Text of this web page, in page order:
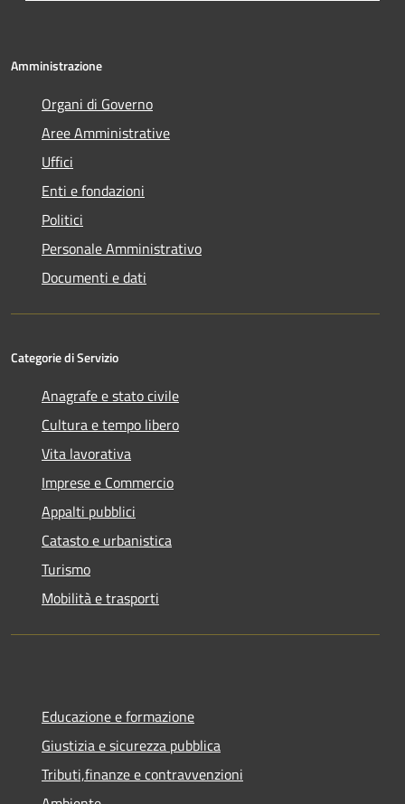
Amministrazione
Organi di Governo
Aree Amministrative
Uffici
Enti e fondazioni
Politici
Personale Amministrativo
Documenti e dati
Categorie di Servizio
Anagrafe e stato civile
Cultura e tempo libero
Vita lavorativa
Imprese e Commercio
Appalti pubblici
Catasto e urbanistica
Turismo
Mobilità e trasporti
Educazione e formazione
Giustizia e sicurezza pubblica
Tributi,finanze e contravvenzioni